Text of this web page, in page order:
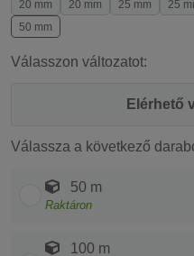
20 mm
20 mm 25 mm 25
50 mm
Válasszon változatot:
Elérhető
Válassza a következő
50 m
Raktáron
100 m